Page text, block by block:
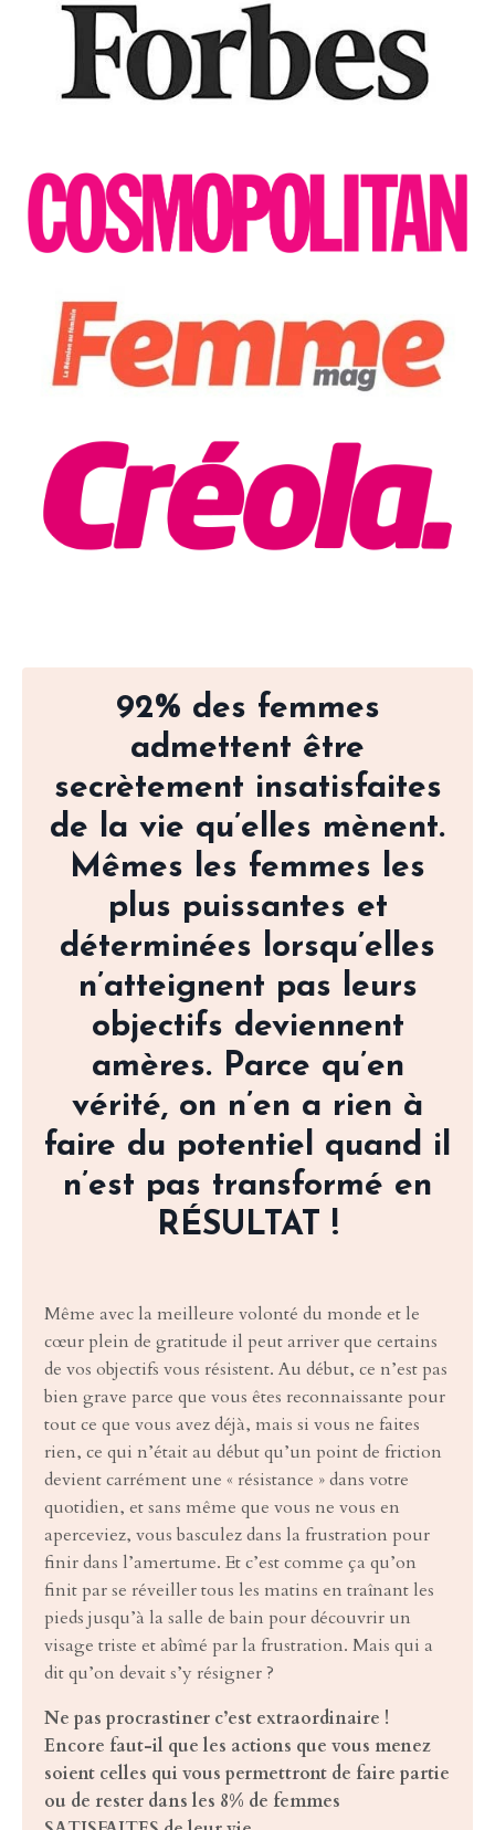
92% des femmes
admettent être
secrètement insatisfaites
de la vie qu’elles mènent.
Mêmes les femmes les
plus puissantes et
déterminées lorsqu’elles
n’atteignent pas leurs
objectifs deviennent
amères. Parce qu’en
vérité, on n’en a rien à
faire du potentiel quand il
n’est pas transformé en
RÉSULTAT !
Même avec la meilleure volonté du monde et le
cœur plein de gratitude il peut arriver que certains
de vos objectifs vous résistent. Au début, ce n’est pas
bien grave parce que vous êtes reconnaissante pour
tout ce que vous avez déjà, mais si vous ne faites
rien, ce qui n’était au début qu’un point de friction
devient carrément une « résistance » dans votre
quotidien, et sans même que vous ne vous en
aperceviez, vous basculez dans la frustration pour
finir dans l’amertume. Et c’est comme ça qu’on
finit par se réveiller tous les matins en traînant les
pieds jusqu’à la salle de bain pour découvrir un
visage triste et abîmé par la frustration. Mais qui a
dit qu’on devait s’y résigner ?
Ne pas procrastiner c’est extraordinaire !
Encore faut-il que les actions que vous menez
soient celles qui vous permettront de faire partie
ou de rester dans les 8% de femmes